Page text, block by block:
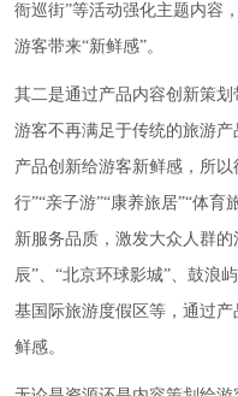
衙巡街”等活动强化主题内容
游客带来“新鲜感”。
其二是通过产品内容创新策划
游客不再满足于传统的旅游
产品创新给游客新鲜感，所
行”“亲子游”“康养旅居”“体育
新服务品质，激发大众人群
辰”、“北京环球影城”、鼓浪
基国际旅游度假区等，通过
鲜感。